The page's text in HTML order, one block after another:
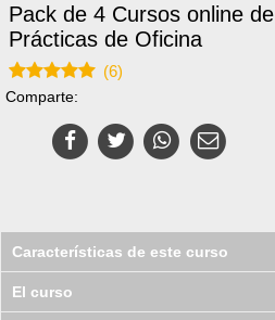
Pack de 4 Cursos online
Prácticas de Oficina
(6)
Comparte:
Características de este curso
El curso